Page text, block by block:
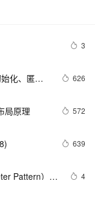
3
化、匿名
626
局原理 572
639
Pattern）
4